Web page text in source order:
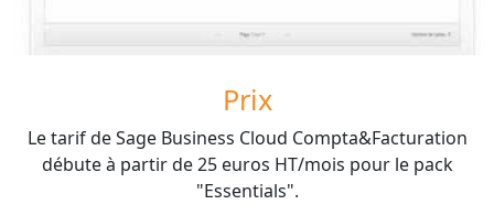
Prix
Le tarif de Sage Business Cloud Compta&Facturation
débute à partir de 25 euros HT/mois pour le pack
"Essentials".